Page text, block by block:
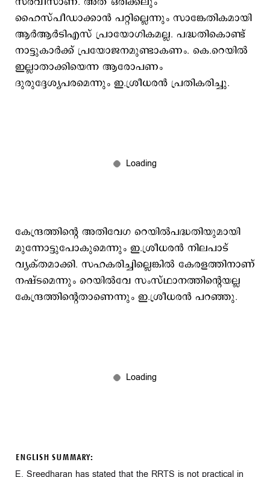
ഹൈസ്പീഡാക്കാന്‍ പറ്റില്ലെന്നും സാങ്കേതികമായി
ആര്‍ആര്‍ടിഎസ് പ്രായോഗികമല്ല. പദ്ധതികൊണ്ട്
നാട്ടുകാര്‍ക്ക് പ്രയോജനമുണ്ടാകണം. കെ.റെയില്‍
ഇല്ലാതാക്കിയെന്ന ആരോപണം
ദുരുദ്ദേശ്യപരമെന്നും ഇ.ശ്രീധരന്‍ പ്രതികരിച്ചു.
കേന്ദ്രത്തിന്റെ അതിവേഗ റെയില്‍പദ്ധതിയുമായി
മുന്നോട്ടുപോകുമെന്നും ഇ.ശ്രീധരന്‍ നിലപാട്
വ്യക്തമാക്കി. സഹകരിച്ചില്ലെങ്കില്‍ കേരളത്തിനാണ്
നഷ്ടമെന്നും റെയില്‍വേ സംസ്ഥാനത്തിന്റെയല്ല
കേന്ദ്രത്തിന്റെതാണെന്നും ഇ.ശ്രീധരന്‍ പറഞ്ഞു.
ENGLISH SUMMARY:
E. Sreedharan has stated that the RRTS is not practical in